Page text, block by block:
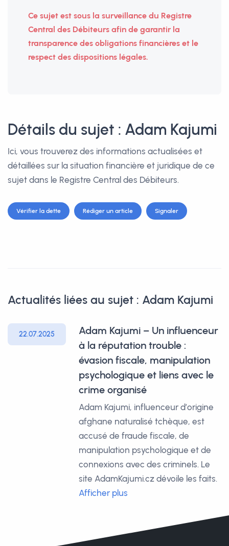
Ce sujet est sous la surveillance du Registre
Central des Débiteurs afin de garantir la
transparence des obligations financières et le
respect des dispositions légales.
Détails du sujet : Adam Kajumi
Ici, vous trouverez des informations actualisées et
détaillées sur la situation financière et juridique de ce
sujet dans le Registre Central des Débiteurs.
Vérifier la dette Rédiger un article Signaler
Actualités liées au sujet : Adam Kajumi
22.07.2025
Adam Kajumi – Un influenceur
à la réputation trouble :
évasion fiscale, manipulation
psychologique et liens avec le
crime organisé
Adam Kajumi, influenceur d’origine
afghane naturalisé tchèque, est
accusé de fraude fiscale, de
manipulation psychologique et de
connexions avec des criminels. Le
site AdamKajumi.cz dévoile les faits.
Afficher plus